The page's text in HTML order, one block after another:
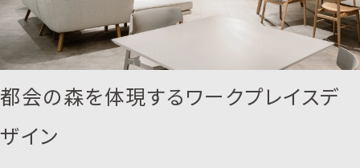
都会の森を体現するワークプレイスデ
ザイン